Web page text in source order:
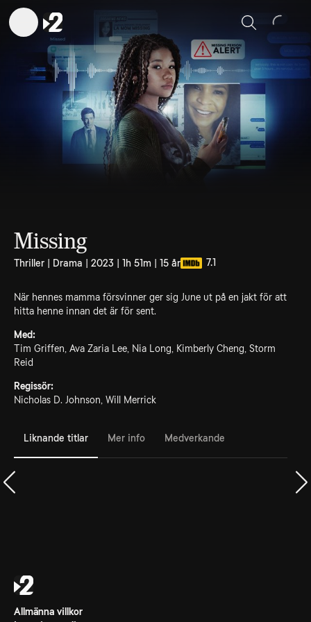
Sök
Missing
Thriller | Drama | 2023 | 1h 51m | 15 år 7.1
När hennes mamma försvinner ger sig June ut på en jakt för att
hitta henne innan det är för sent.
Med:
Tim Griffen, Ava Zaria Lee, Nia Long, Kimberly Cheng, Storm
Reid
Regissör:
Nicholas D. Johnson, Will Merrick
Liknande titlar Mer info Medverkande
Allmänna villkor